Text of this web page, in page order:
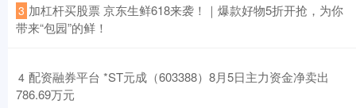
3 ​加杠杆买股票 京东生鲜618来袭！｜爆款好物5折开抢，为你
带来“包园”的鲜！
4 ​配资融券平台 *ST元成（603388）8月5日主力资金净卖出
786.69万元